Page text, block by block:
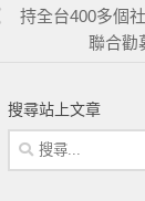
持全台400多個
聯合勸
搜尋站上文章
搜
尋